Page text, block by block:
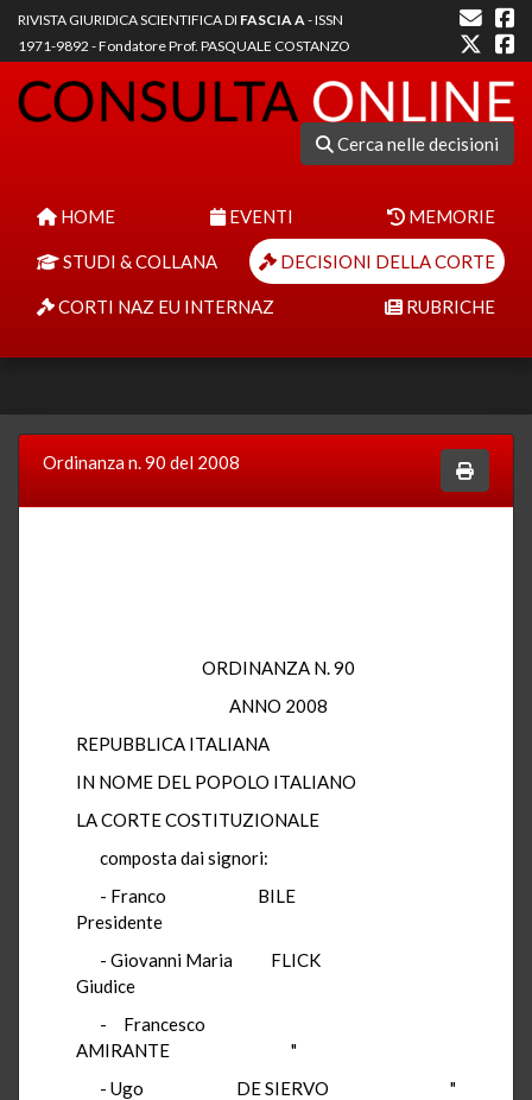
RIVISTA GIURIDICA SCIENTIFICA DI FASCIA A- ISSN
1971-9892 - Fondatore Prof. PASQUALE COSTANZO
Cerca nelle decisioni
HOME EVENTI MEMORIE
STUDI & COLLANA DECISIONI DELLA CORTE
CORTI NAZ EU INTERNAZ RUBRICHE
Ordinanza n. 90 del 2008
ORDINANZA N. 90
ANNO 2008
REPUBBLICA ITALIANA
IN NOME DEL POPOLO ITALIANO
LA CORTE COSTITUZIONALE
composta dai signori:
- Franco BILE
Presidente
- Giovanni Maria FLICK
Giudice
- Francesco
AMIRANTE "
- Ugo DE SIERVO "